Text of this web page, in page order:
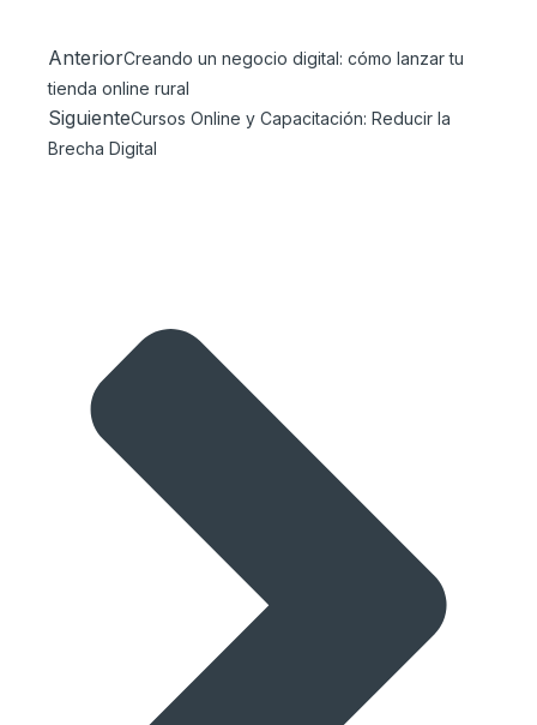
AnteriorCreando un negocio digital: cómo lanzar tu
tienda online rural
SiguienteCursos Online y Capacitación: Reducir la
Brecha Digital